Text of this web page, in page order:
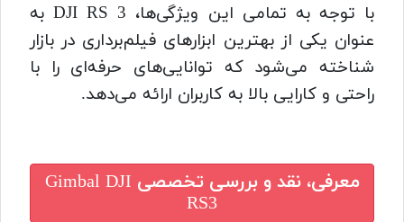
با توجه به تمامی این ویژگی‌ها، DJI RS 3 به
عنوان یکی از بهترین ابزارهای فیلم‌برداری در بازار
شناخته می‌شود که توانایی‌های حرفه‌ای را با
راحتی و کارایی بالا به کاربران ارائه می‌دهد.
معرفی، نقد و بررسی تخصصی Gimbal DJI
RS3